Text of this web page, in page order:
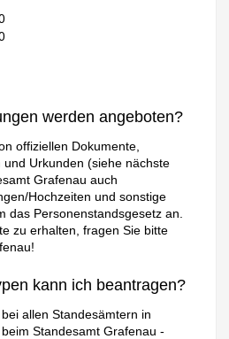
werden angeboten?
offiziellen Dokumente,
und Urkunden (siehe nächste
Grafenau auch
Hochzeiten und sonstige
das Personenstandsgesetz an.
zu erhalten, fragen Sie bitte
kann ich beantragen?
allen Standesämtern in
Standesamt Grafenau -